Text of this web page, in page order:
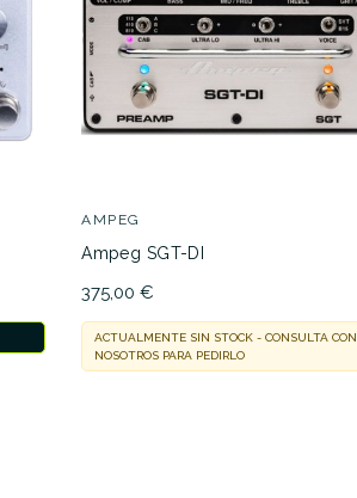
€ 179,00 €
AMPEG
Ampeg SGT-DI
375,00 €
ACTUALMENTE SIN STOCK - CONSULTA CON
NOSOTROS PARA PEDIRLO